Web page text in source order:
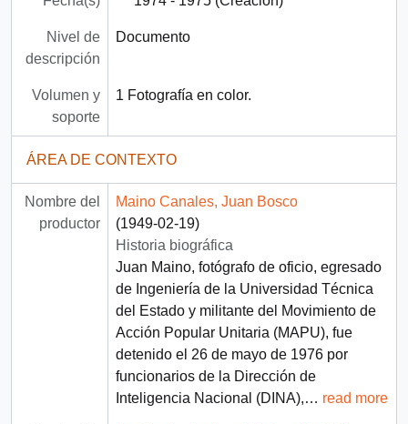
Nivel de
descripción
Documento
Volumen y
soporte
1 Fotografía en color.
ÁREA DE CONTEXTO
Nombre del
productor
Maino Canales, Juan Bosco
(1949-02-19)
Historia biográfica
Juan Maino, fotógrafo de oficio, egresado
de Ingeniería de la Universidad Técnica
del Estado y militante del Movimiento de
Acción Popular Unitaria (MAPU), fue
detenido el 26 de mayo de 1976 por
funcionarios de la Dirección de
Inteligencia Nacional (DINA),… read more